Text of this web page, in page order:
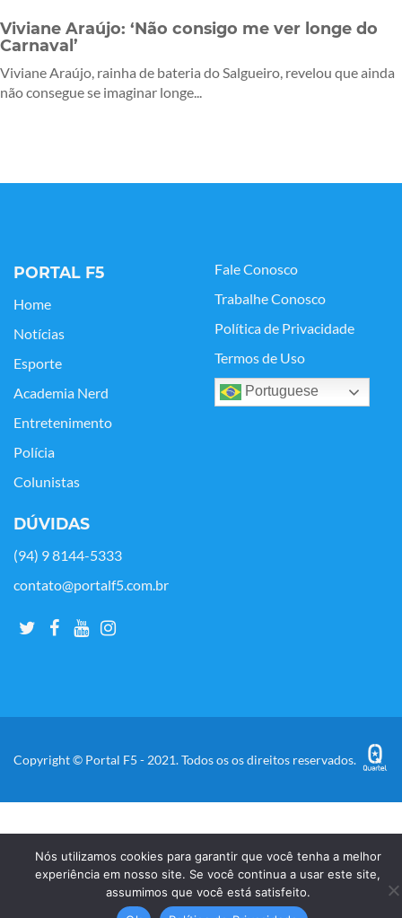
Viviane Araújo: ‘Não consigo me ver longe do
Carnaval’
Viviane Araújo, rainha de bateria do Salgueiro, revelou que ainda
não consegue se imaginar longe...
PORTAL F5
Home
Notícias
Esporte
Academia Nerd
Entretenimento
Polícia
Colunistas
Fale Conosco
Trabalhe Conosco
Política de Privacidade
Termos de Uso
Portuguese
DÚVIDAS
(94) 9 8144-5333
contato@portalf5.com.br
Copyright © Portal F5 - 2021. Todos os os direitos reservados.
Nós utilizamos cookies para garantir que você tenha a melhor
experiência em nosso site. Se você continua a usar este site,
assumimos que você está satisfeito.